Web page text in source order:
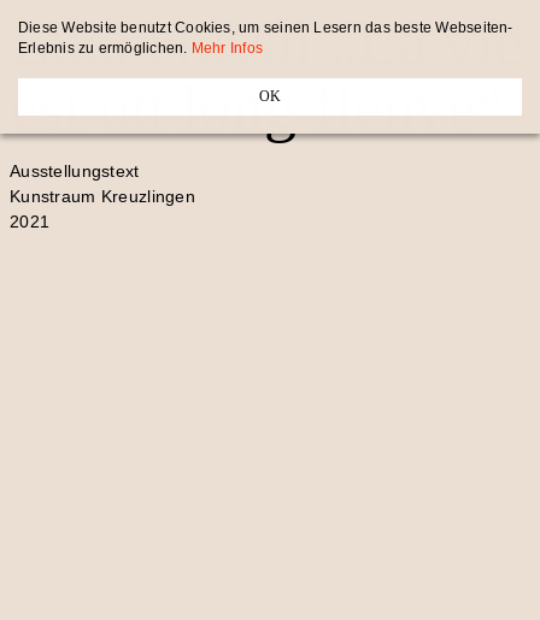
Lika Nüssli „La vie
est un long fleuve“
Ausstellungstext
Kunstraum Kreuzlingen
2021
Diese Website benutzt Cookies, um seinen Lesern das beste Webseiten-
Erlebnis zu ermöglichen.
Mehr Infos
OK